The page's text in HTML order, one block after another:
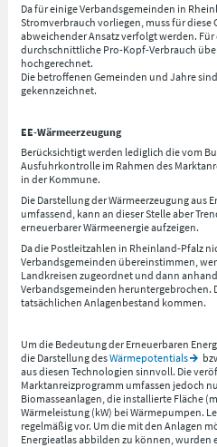
Da für einige Verbandsgemeinden in
Stromverbrauch vorliegen, muss für diese
abweichender Ansatz verfolgt werden.
durchschnittliche Pro-Kopf-Verbrauch
hochgerechnet.
Die betroffenen Gemeinden und Jahre
gekennzeichnet.
EE-Wärmeerzeugung
Berücksichtigt werden lediglich die vom
Ausfuhrkontrolle im Rahmen des
in der Kommune.
Die Darstellung der Wärmeerzeugung aus
umfassend, kann an dieser Stelle aber
erneuerbarer Wärmeenergie aufzeigen.
Da die Postleitzahlen in Rheinland-Pfalz
Verbandsgemeinden übereinstimmen,
Landkreisen zugeordnet und dann
Verbandsgemeinden heruntergebrochen.
tatsächlichen Anlagenbestand kommen.
Um die Bedeutung der Erneuerbaren
die Darstellung desWärmepotentials
aus diesen Technologien sinnvoll. Die
Marktanreizprogramm umfassen jedoch
Biomasseanlagen, die installierte Fläche
Wärmeleistung (kW) bei Wärmepumpen.
regelmäßig vor. Um die mit den Anlagen
Energieatlas abbilden zu können,